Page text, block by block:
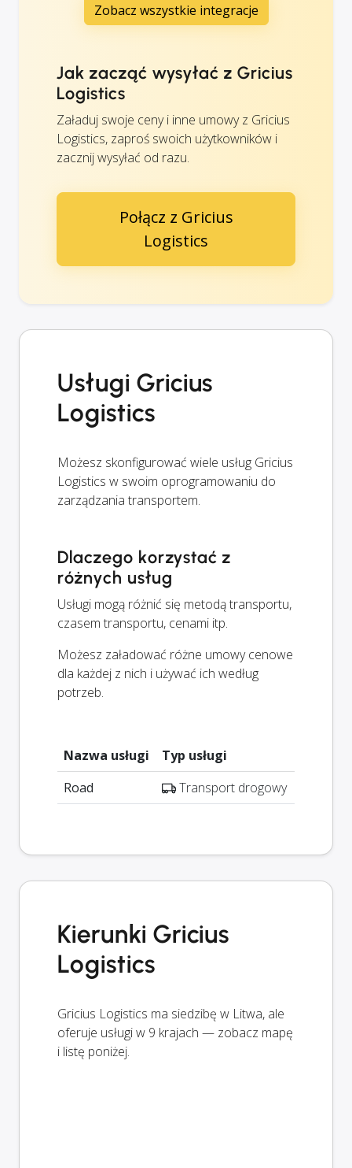
Zobacz wszystkie integracje
Jak zacząć wysyłać z Gricius
Logistics
Załaduj swoje ceny i inne umowy z Gricius
Logistics, zaproś swoich użytkowników i
zacznij wysyłać od razu.
Połącz z Gricius
Logistics
Usługi Gricius
Logistics
Możesz skonfigurować wiele usług Gricius
Logistics w swoim oprogramowaniu do
zarządzania transportem.
Dlaczego korzystać z
różnych usług
Usługi mogą różnić się metodą transportu,
czasem transportu, cenami itp.
Możesz załadować różne umowy cenowe
dla każdej z nich i używać ich według
potrzeb.
Nazwa usługi
Typ usługi
Road
Transport drogowy
Kierunki Gricius
Logistics
Gricius Logistics ma siedzibę w Litwa, ale
oferuje usługi w 9 krajach — zobacz mapę
i listę poniżej.